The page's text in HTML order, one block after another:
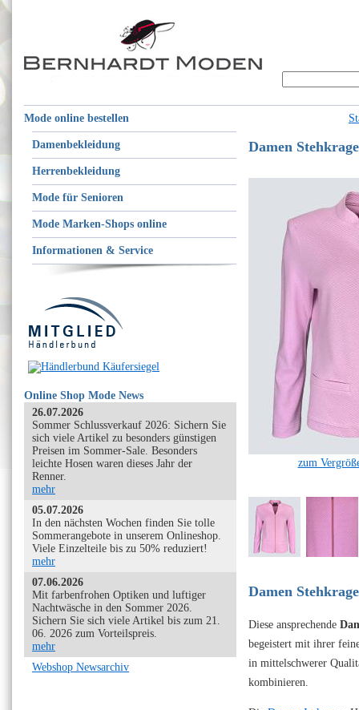
Mode online bestellen
Damenbekleidung
Herrenbekleidung
Mode für Senioren
Mode Marken-Shops online
Informationen & Service
Online Shop Mode News
26.07.2026
Sommer Schlussverkauf 2026: Sichern Sie
sich viele Artikel zu besonders günstigen
Preisen im Sommer-Sale. Besonders
leichte Hosen waren dieses Jahr der
Renner.
mehr
05.07.2026
In den nächsten Wochen finden Sie tolle
Sommerangebote in unserem Onlineshop.
Viele Einzelteile bis zu 50% reduziert!
mehr
07.06.2026
Mit farbenfrohen Optiken und luftiger
Nachtwäsche in den Sommer 2026.
Sichern Sie sich viele Artikel bis zum 21.
06. 2026 zum Vorteilspreis.
mehr
Webshop Newsarchiv
Damen
zum
Damen
Diese ansprechende
begeistert mit ihrer
in mittelschwerer
kombinieren.